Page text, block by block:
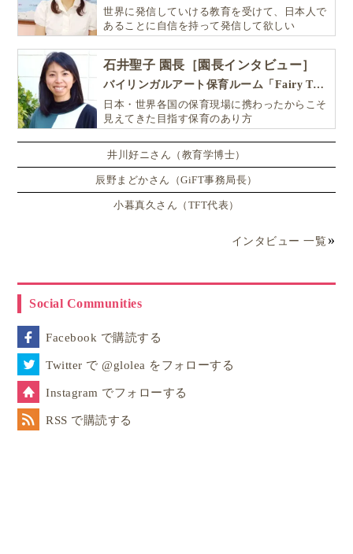
世界に発信していける教育を受けて、日本人で
あることに自信を持って発信して欲しい
石井聖子 園長［園長インタビュー］
バイリンガルアート保育ルーム「Fairy Tale（フェアリーテイル）」
日本・世界各国の保育現場に携わったからこそ
見えてきた目指す保育のあり方
井川好ニさん（教育学博士）
辰野まどかさん（GiFT事務局長）
小暮真久さん（TFT代表）
インタビュー 一覧
Social Communities
Facebook で購読する
Twitter で @glolea をフォローする
Instagram でフォローする
RSS で購読する